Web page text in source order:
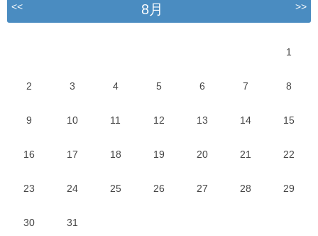
<< 8月 >>
1
2 3 4 5 6 7 8
9 10 11 12 13 14 15
16 17 18 19 20 21 22
23 24 25 26 27 28 29
30 31